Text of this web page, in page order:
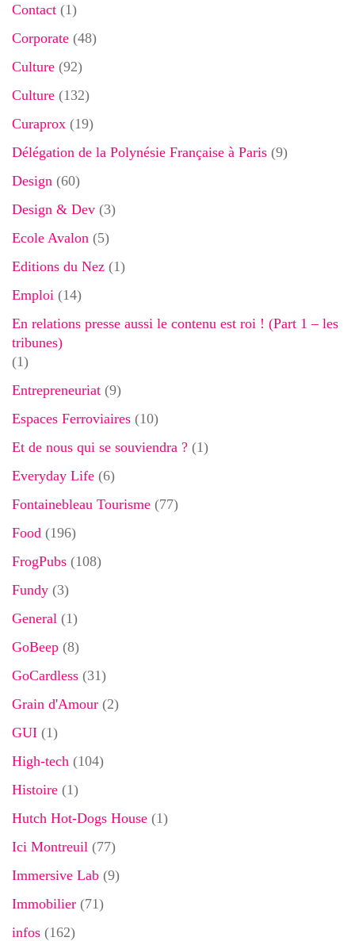
Contact (1)
Corporate (48)
Culture (92)
Culture (132)
Curaprox (19)
Délégation de la Polynésie Française à Paris (9)
Design (60)
Design & Dev (3)
Ecole Avalon (5)
Editions du Nez (1)
Emploi (14)
En relations presse aussi le contenu est roi ! (Part 1 – les
tribunes)
(1)
Entrepreneuriat (9)
Espaces Ferroviaires (10)
Et de nous qui se souviendra ? (1)
Everyday Life (6)
Fontainebleau Tourisme (77)
Food (196)
FrogPubs (108)
Fundy (3)
General (1)
GoBeep (8)
GoCardless (31)
Grain d'Amour (2)
GUI (1)
High-tech (104)
Histoire (1)
Hutch Hot-Dogs House (1)
Ici Montreuil (77)
Immersive Lab (9)
Immobilier (71)
infos (162)